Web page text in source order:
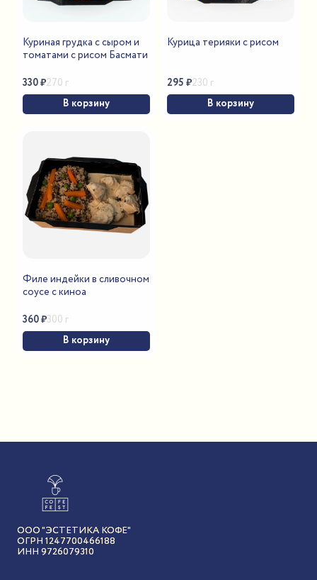
Куриная грудка с сыром и
томатами с рисом Басмати
330₽270 г
В корзину
Курица терияки с рисом
295 ₽230 г
В корзину
Филе индейки в сливочном
соусе с киноа
360₽300 г
В корзину
ООО "ЭСТЕТИКА КОФЕ"
ОГРН 1247700466188
ИНН 9726079310